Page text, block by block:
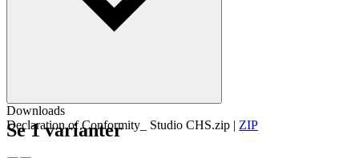
Downloads
Declaration of Conformity_ Studio CHS.zip | ZIP
Se 1 varianter